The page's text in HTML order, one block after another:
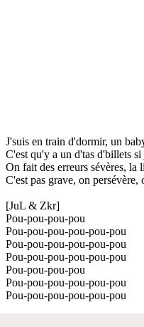
J'suis en train d'dormir, un
C'est qu'y a un d'tas d'billets
On fait des erreurs sévères, la
C'est pas grave, on
[JuL & Zkr]
Pou-pou-pou-pou
Pou-pou-pou-pou-pou-pou
Pou-pou-pou-pou-pou-pou
Pou-pou-pou-pou-pou-pou
Pou-pou-pou-pou
Pou-pou-pou-pou-pou-pou
Pou-pou-pou-pou-pou-pou